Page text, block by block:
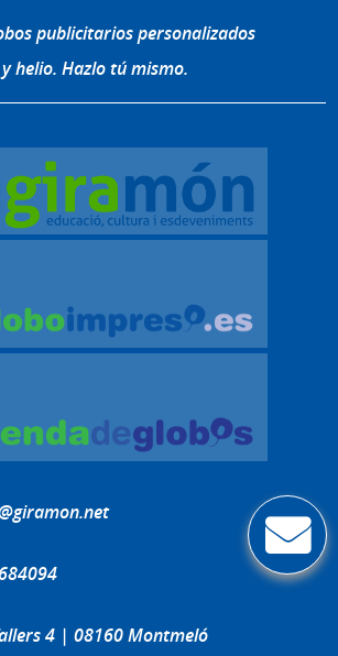
publicitarios personalizados
helio. Hazlo tú mismo.
4 | 08160 Montmeló